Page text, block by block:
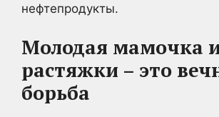
нефтепродукты.
Молодая мамочка
растяжки – это
борьба